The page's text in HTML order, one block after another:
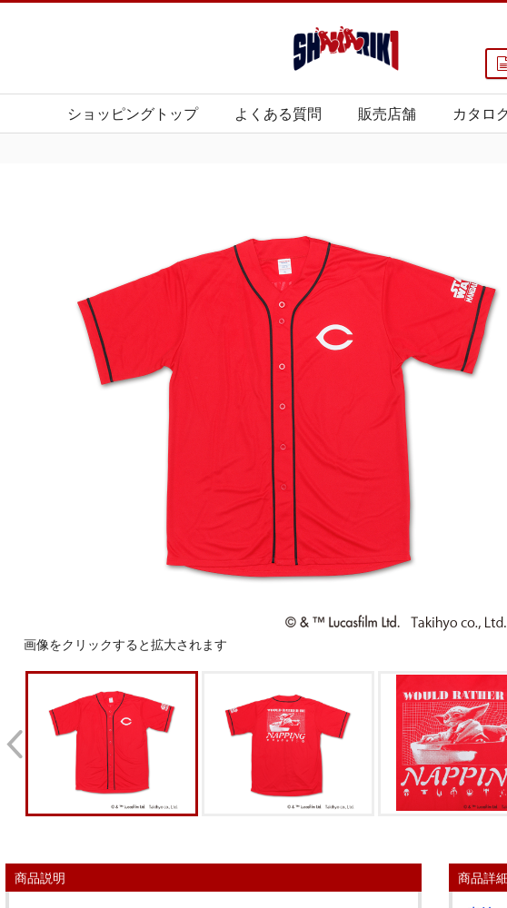
ショッピングトップ よくある質問 販売店舗 カタロ
画像をクリックすると拡大されます
商品説明
商品詳細